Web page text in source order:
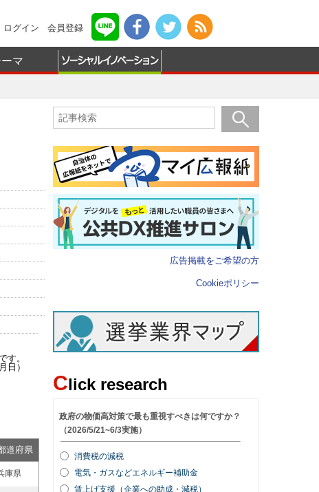
ログイン 会員登録
マ
す。
日）
道府県
庫県
広告掲載をご希望の方
Cookieポリシー
Click research